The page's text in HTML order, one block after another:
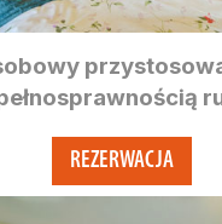
REZERWACJA